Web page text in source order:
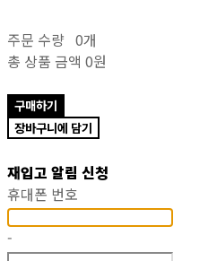
주문 수량 0개
총 상품 금액 0원
구매하기
장바구니에 담기
재입고 알림 신청
휴대폰 번호
-